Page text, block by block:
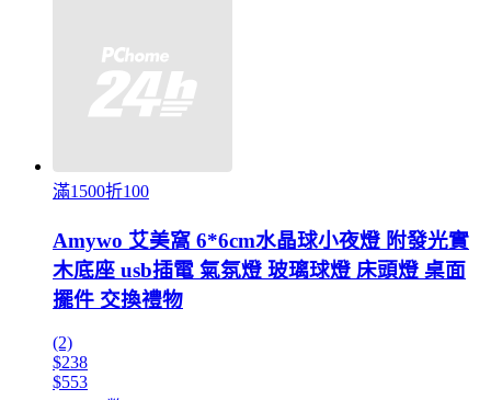
滿1500折100
Amywo 艾美窩 6*6cm水晶球小夜燈 附發光實
木底座 usb插電 氣氛燈 玻璃球燈 床頭燈 桌面
擺件 交換禮物
(2)
$238
$553